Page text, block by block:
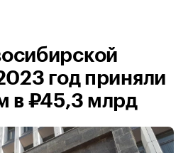
год приняли
в ₽45,3 млрд